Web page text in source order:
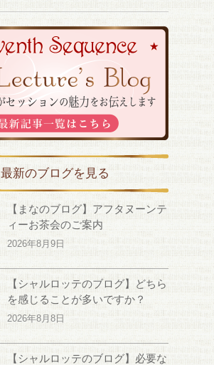
最新のブログを見る
【まなのブログ】アフタヌーンテ
ィーお茶会のご案内
2026年8月9日
【シャルロッテのブログ】どちら
を感じることが多いですか？
2026年8月8日
【シャルロッテのブログ】必要な